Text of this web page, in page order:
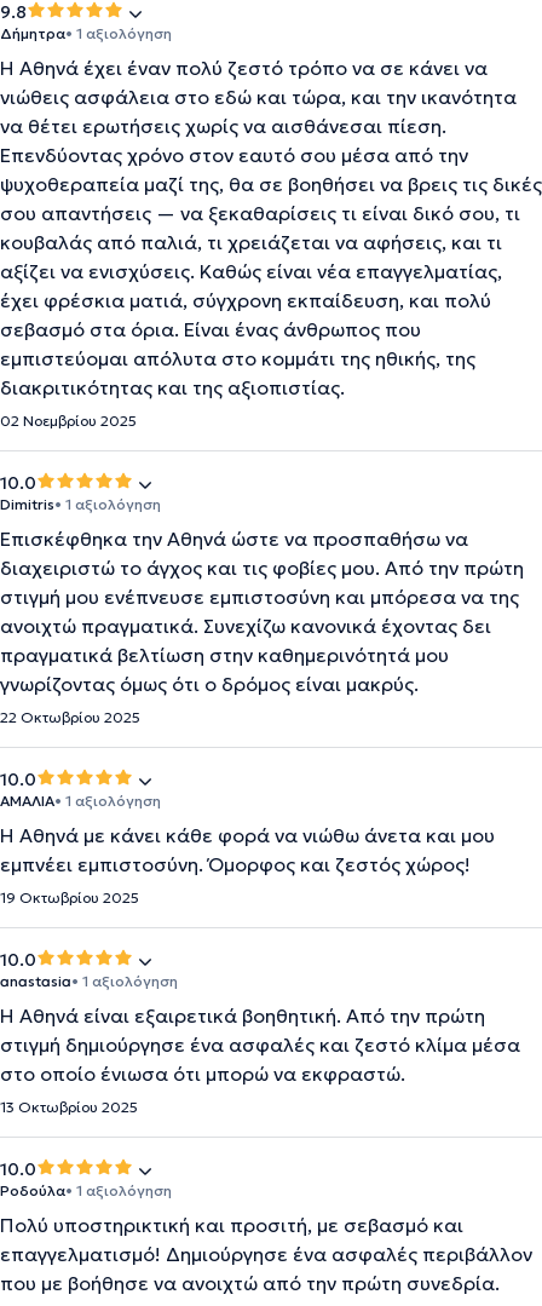
9.8
Δήμητρα• 1 αξιολόγηση
Η Αθηνά έχει έναν πολύ ζεστό τρόπο να σε κάνει να
νιώθεις ασφάλεια στο εδώ και τώρα, και την ικανότητα
να θέτει ερωτήσεις χωρίς να αισθάνεσαι πίεση.
Επενδύοντας χρόνο στον εαυτό σου μέσα από την
ψυχοθεραπεία μαζί της, θα σε βοηθήσει να βρεις τις δικές
σου απαντήσεις — να ξεκαθαρίσεις τι είναι δικό σου, τι
κουβαλάς από παλιά, τι χρειάζεται να αφήσεις, και τι
αξίζει να ενισχύσεις. Καθώς είναι νέα επαγγελματίας,
έχει φρέσκια ματιά, σύγχρονη εκπαίδευση, και πολύ
σεβασμό στα όρια. Είναι ένας άνθρωπος που
εμπιστεύομαι απόλυτα στο κομμάτι της ηθικής, της
διακριτικότητας και της αξιοπιστίας.
02 Νοεμβρίου 2025
10.0
Dimitris• 1 αξιολόγηση
Επισκέφθηκα την Αθηνά ώστε να προσπαθήσω να
διαχειριστώ το άγχος και τις φοβίες μου. Από την πρώτη
στιγμή μου ενέπνευσε εμπιστοσύνη και μπόρεσα να της
ανοιχτώ πραγματικά. Συνεχίζω κανονικά έχοντας δει
πραγματικά βελτίωση στην καθημερινότητά μου
γνωρίζοντας όμως ότι ο δρόμος είναι μακρύς.
22 Οκτωβρίου 2025
10.0
ΑΜΑΛΙΑ• 1 αξιολόγηση
Η Αθηνά με κάνει κάθε φορά να νιώθω άνετα και μου
εμπνέει εμπιστοσύνη. Όμορφος και ζεστός χώρος!
19 Οκτωβρίου 2025
10.0
anastasia• 1 αξιολόγηση
Η Αθηνά είναι εξαιρετικά βοηθητική. Από την πρώτη
στιγμή δημιούργησε ένα ασφαλές και ζεστό κλίμα μέσα
στο οποίο ένιωσα ότι μπορώ να εκφραστώ.
13 Οκτωβρίου 2025
10.0
Ροδούλα• 1 αξιολόγηση
Πολύ υποστηρικτική και προσιτή, με σεβασμό και
επαγγελματισμό! Δημιούργησε ένα ασφαλές περιβάλλον
που με βοήθησε να ανοιχτώ από την πρώτη συνεδρία.